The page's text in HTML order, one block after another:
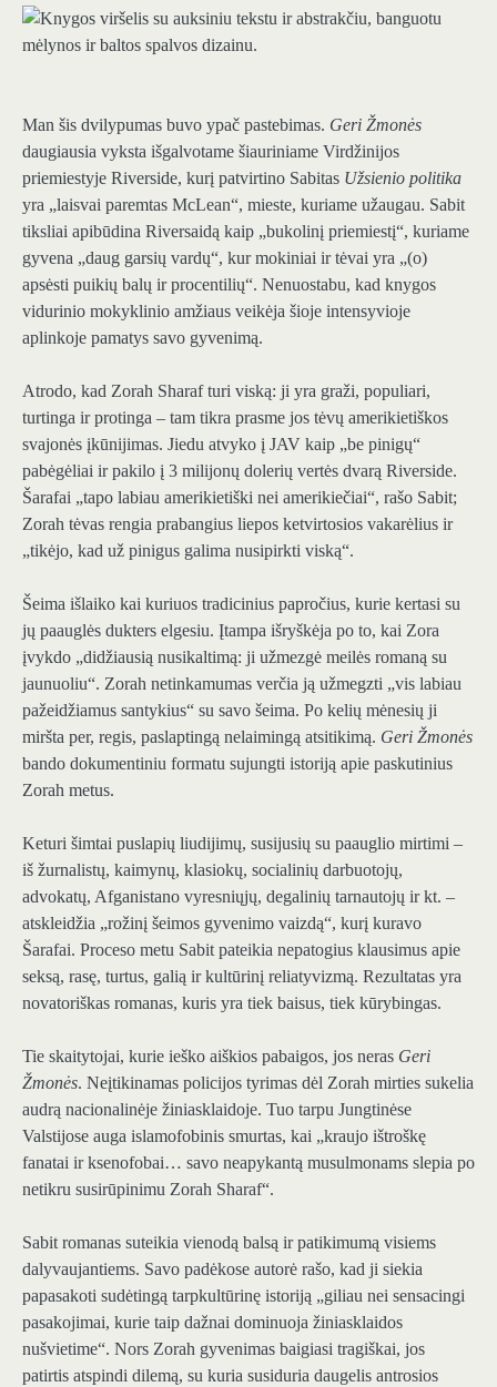
Man šis dvilypumas buvo ypač pastebimas. Geri Žmonės
daugiausia vyksta išgalvotame šiauriniame Virdžinijos
priemiestyje Riverside, kurį patvirtino Sabitas Užsienio politika
yra „laisvai paremtas McLean“, mieste, kuriame užaugau. Sabit
tiksliai apibūdina Riversaidą kaip „bukolinį priemiestį“, kuriame
gyvena „daug garsių vardų“, kur mokiniai ir tėvai yra „(o)
apsėsti puikių balų ir procentilių“. Nenuostabu, kad knygos
vidurinio mokyklinio amžiaus veikėja šioje intensyvioje
aplinkoje pamatys savo gyvenimą.
Atrodo, kad Zorah Sharaf turi viską: ji yra graži, populiari,
turtinga ir protinga – tam tikra prasme jos tėvų amerikietiškos
svajonės įkūnijimas. Jiedu atvyko į JAV kaip „be pinigų“
pabėgėliai ir pakilo į 3 milijonų dolerių vertės dvarą Riverside.
Šarafai „tapo labiau amerikietiški nei amerikiečiai“, rašo Sabit;
Zorah tėvas rengia prabangius liepos ketvirtosios vakarėlius ir
„tikėjo, kad už pinigus galima nusipirkti viską“.
Šeima išlaiko kai kuriuos tradicinius papročius, kurie kertasi su
jų paauglės dukters elgesiu. Įtampa išryškėja po to, kai Zora
įvykdo „didžiausią nusikaltimą: ji užmezgė meilės romaną su
jaunuoliu“. Zorah netinkamumas verčia ją užmegzti „vis labiau
pažeidžiamus santykius“ su savo šeima. Po kelių mėnesių ji
miršta per, regis, paslaptingą nelaimingą atsitikimą. Geri Žmonės
bando dokumentiniu formatu sujungti istoriją apie paskutinius
Zorah metus.
Keturi šimtai puslapių liudijimų, susijusių su paauglio mirtimi –
iš žurnalistų, kaimynų, klasiokų, socialinių darbuotojų,
advokatų, Afganistano vyresniųjų, degalinių tarnautojų ir kt. –
atskleidžia „rožinį šeimos gyvenimo vaizdą“, kurį kuravo
Šarafai. Proceso metu Sabit pateikia nepatogius klausimus apie
seksą, rasę, turtus, galią ir kultūrinį reliatyvizmą. Rezultatas yra
novatoriškas romanas, kuris yra tiek baisus, tiek kūrybingas.
Tie skaitytojai, kurie ieško aiškios pabaigos, jos neras Geri
Žmonės. Neįtikinamas policijos tyrimas dėl Zorah mirties sukelia
audrą nacionalinėje žiniasklaidoje. Tuo tarpu Jungtinėse
Valstijose auga islamofobinis smurtas, kai „kraujo ištroškę
fanatai ir ksenofobai… savo neapykantą musulmonams slepia po
netikru susirūpinimu Zorah Sharaf“.
Sabit romanas suteikia vienodą balsą ir patikimumą visiems
dalyvaujantiems. Savo padėkose autorė rašo, kad ji siekia
papasakoti sudėtingą tarpkultūrinę istoriją „giliau nei sensacingi
pasakojimai, kurie taip dažnai dominuoja žiniasklaidos
nušvietime“. Nors Zorah gyvenimas baigiasi tragiškai, jos
patirtis atspindi dilemą, su kuria susiduria daugelis antrosios